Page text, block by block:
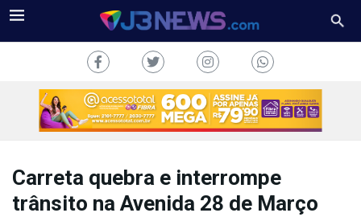
Carreta quebra e interrompe
trânsito na Avenida 28 de Março